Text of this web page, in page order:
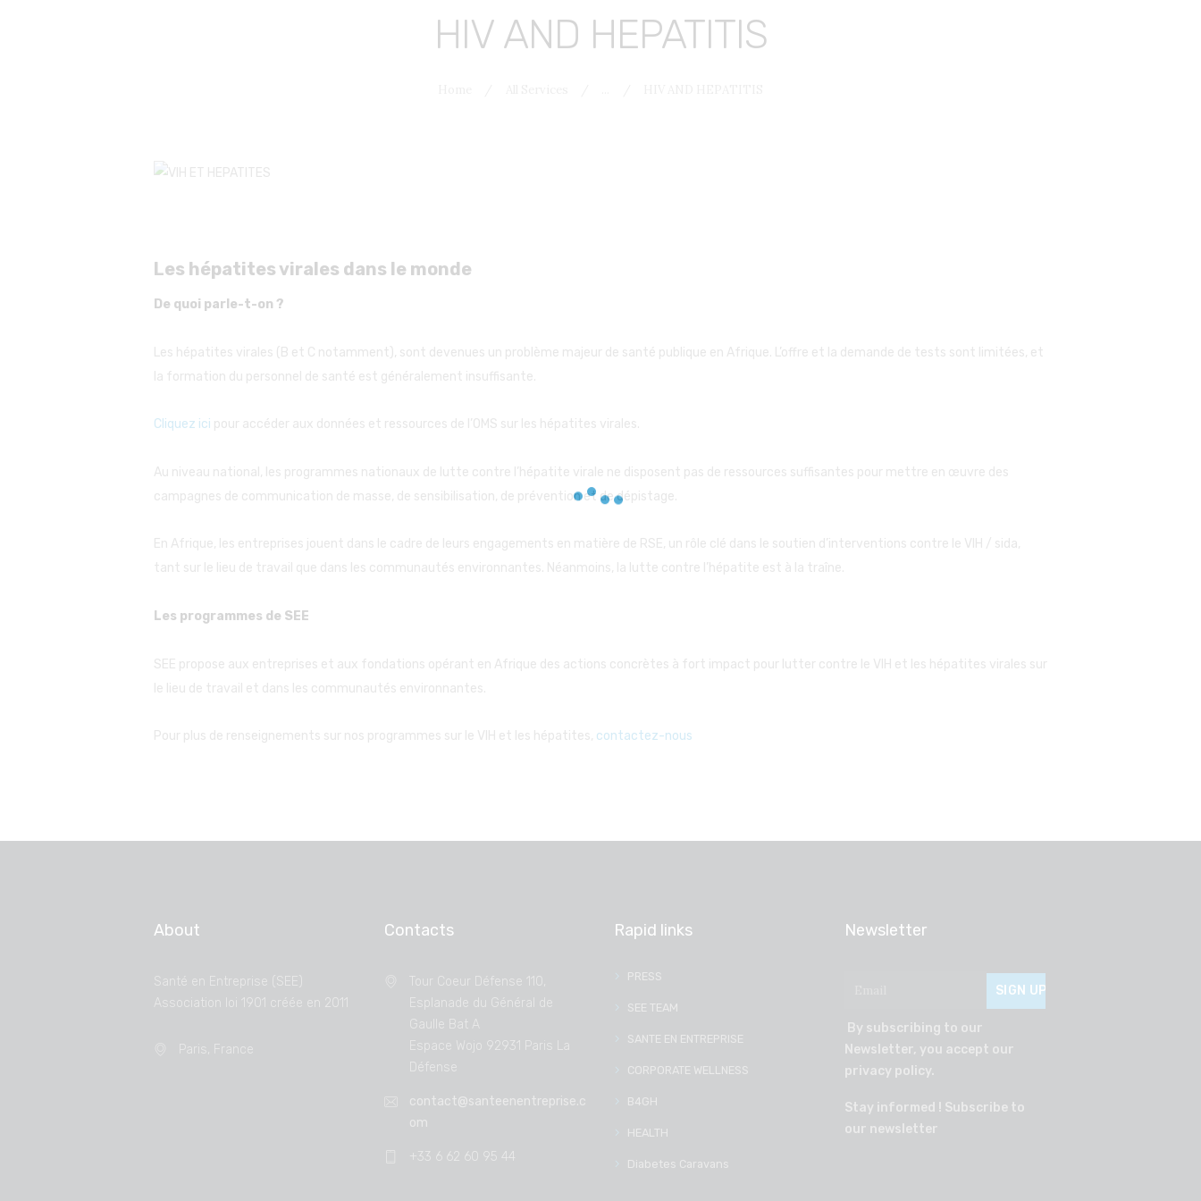
HIV AND HEPATITIS
Les hépatites virales dans le monde
De quoi parle-t-on ?
Les hépatites virales (B et C notamment), sont devenues un problème majeur de santé publique en Afrique. L’offre et la demande de tests sont limitées, et
la formation du personnel de santé est généralement insuffisante.
Cliquez ici pour accéder aux données et ressources de l’OMS sur les hépatites virales.
Au niveau national, les programmes nationaux de lutte contre l’hépatite virale ne disposent pas de ressources suffisantes pour mettre en œuvre des
campagnes de communication de masse, de sensibilisation, de prévention et de dépistage.
En Afrique, les entreprises jouent dans le cadre de leurs engagements en matière de RSE, un rôle clé dans le soutien d’interventions contre le VIH / sida,
tant sur le lieu de travail que dans les communautés environnantes. Néanmoins, la lutte contre l’hépatite est à la traîne.
Les programmes de SEE
SEE propose aux entreprises et aux fondations opérant en Afrique des actions concrètes à fort impact pour lutter contre le VIH et les hépatites virales sur
le lieu de travail et dans les communautés environnantes.
Pour plus de renseignements sur nos programmes sur le VIH et les hépatites, contactez-nous
About
Santé en Entreprise (SEE)
Association loi 1901 créée en 2011
Paris, France
Contacts
Tour Coeur Défense 110,
Esplanade du Général de
Gaulle Bat A
Espace Wojo 92931 Paris La
Défense
contact@santeenentreprise.c
om
+33 6 62 60 95 44
Rapid links
PRESS
SEE TEAM
SANTE EN ENTREPRISE
CORPORATE WELLNESS
B4GH
HEALTH
Diabetes Caravans
Newsletter
By subscribing to our
Newsletter, you accept our
privacy policy.
Stay informed ! Subscribe to
our newsletter